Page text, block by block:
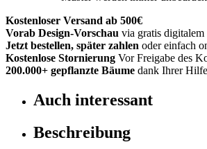
Kostenloser Versand ab 500€
Vorab Design-Vorschau via gratis
Jetzt bestellen, später zahlen oder einfach
Kostenlose Stornierung Vor Freigabe des
200.000+ gepflanzte Bäume dank Ihrer Hilfe
Auch interessant
Beschreibung